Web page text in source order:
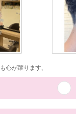
心が躍ります。